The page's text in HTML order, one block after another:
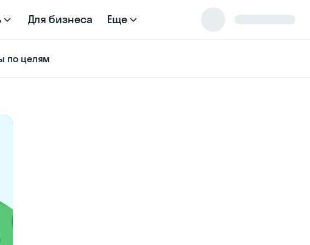
Для бизнеса Еще
по целям